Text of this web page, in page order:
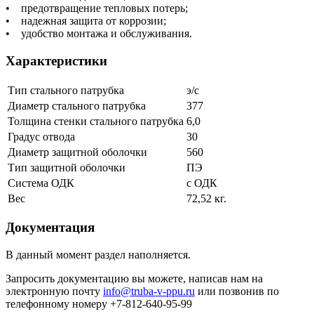
• предотвращение тепловых потерь;
• надежная защита от коррозии;
• удобство монтажа и обслуживания.
Характеристики
Тип стального патрубка
э/с
Диаметр стального патрубка
377
Толщина стенки стального патрубка 6,0
Градус отвода
30
Диаметр защитной оболочки
560
Тип защитной оболочки
ПЭ
Система ОДК
с ОДК
Вес
72,52 кг.
Документация
В данный момент раздел наполняется.
Запросить документацию вы можете, написав нам на
электронную почту info@truba-v-ppu.ru или позвонив по
телефонному номеру +7-812-640-95-99